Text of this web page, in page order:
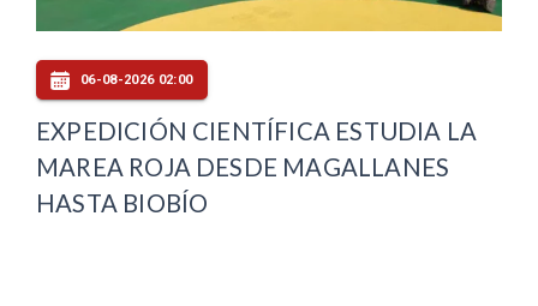
06-08-2026 02:00
EXPEDICIÓN CIENTÍFICA ESTUDIA LA
MAREA ROJA DESDE MAGALLANES
HASTA BIOBÍO